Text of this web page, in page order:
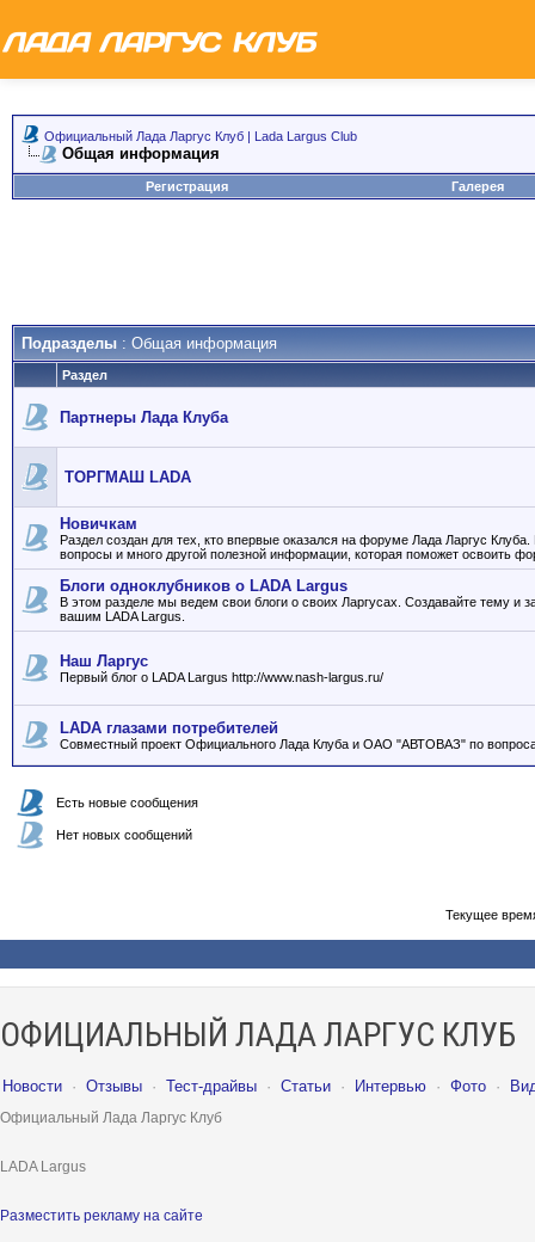
Официальный Лада Ларгус Клуб | Lada Largus Club
Общая информация
Регистрация Галерея
Подразделы : Общая информация
Раздел
Партнеры Лада Клуба
ТОРГМАШ LADA
Новичкам
Раздел создан для тех, кто впервые оказался на форуме Лада Ларгус
вопросы и много другой полезной информации, которая поможет освоить
Блоги одноклубников о LADA Largus
В этом разделе мы ведем свои блоги о своих Ларгусах. Создавайте тему и
вашим LADA Largus.
Наш Ларгус
Первый блог о LADA Largus http://www.nash-largus.ru/
LADA глазами потребителей
Совместный проект Официального Лада Клуба и ОАО "АВТОВАЗ" по
Есть новые сообщения
Нет новых сообщений
Текущее
ОФИЦИАЛЬНЫЙ ЛАДА ЛАРГУС КЛУБ
Новости · Отзывы · Тест-драйвы · Статьи · Интервью · Фото ·
Официальный Лада Ларгус Клуб
LADA Largus
Разместить рекламу на сайте